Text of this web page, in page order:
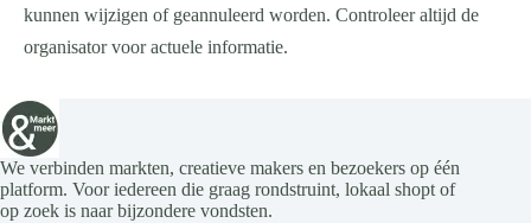
kunnen wijzigen of geannuleerd worden. Controleer altijd de
organisator voor actuele informatie.
We verbinden markten, creatieve makers en bezoekers op één
platform. Voor iedereen die graag rondstruint, lokaal shopt of
op zoek is naar bijzondere vondsten.